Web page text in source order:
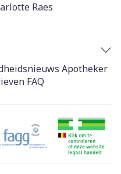
Raes
Apotheker
FAQ